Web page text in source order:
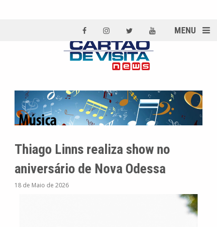
MENU
Thiago Linns realiza show no
aniversário de Nova Odessa
18 de Maio de 2026